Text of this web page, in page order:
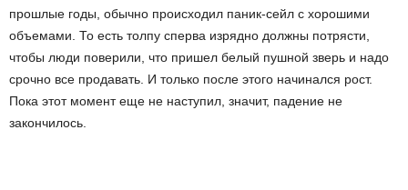
прошлые годы, обычно происходил паник-сейл с хорошими
объемами. То есть толпу сперва изрядно должны потрясти,
чтобы люди поверили, что пришел белый пушной зверь и надо
срочно все продавать. И только после этого начинался рост.
Пока этот момент еще не наступил, значит, падение не
закончилось.